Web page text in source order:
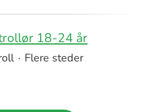
18-24 år
· Flere steder